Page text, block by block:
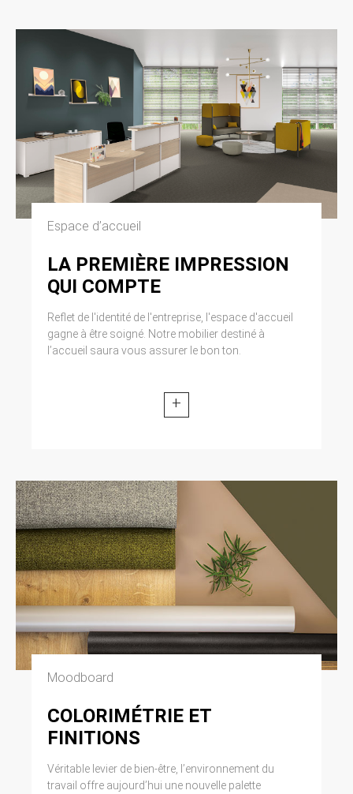
Espace d’accueil
LA PREMIÈRE IMPRESSION
QUI COMPTE
Reflet de l'identité de l'entreprise, l'espace d'accueil
gagne à être soigné. Notre mobilier destiné à
l’accueil saura vous assurer le bon ton.
+
Moodboard
COLORIMÉTRIE ET
FINITIONS
Véritable levier de bien-être, l’environnement du
travail offre aujourd’hui une nouvelle palette